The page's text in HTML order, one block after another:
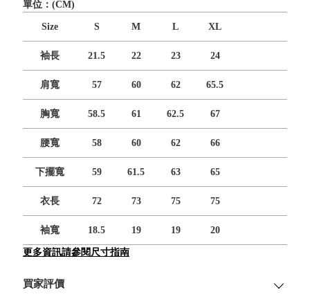
單位：(CM)
Size S M L XL
袖長 21.5 22 23 24
肩寬 57 60 62 65.5
胸寬 58.5 61 62.5 67
腰寬 58 60 62 66
下擺寬 59 61.5 63 65
衣長 72 73 75 75
袖寬 18.5 19 19 20
更多資訊請參閱尺寸指南
買家評價